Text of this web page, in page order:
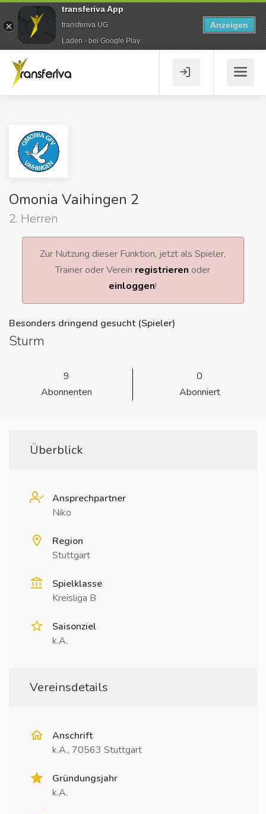
Omonia Vaihingen 2
2. Herren
Zur Nutzung dieser Funktion, jetzt als Spieler,
Trainer oder Verein registrieren oder
einloggen!
Besonders dringend gesucht (Spieler)
Sturm
9
Abonnenten
0
Abonniert
Überblick
Ansprechpartner
Niko
Region
Stuttgart
Spielklasse
Kreisliga B
Saisonziel
k.A.
Vereinsdetails
Anschrift
k.A., 70563 Stuttgart
Gründungsjahr
k.A.
transferiva App
transferiva UG
Laden - bei Google Play
Anzeigen